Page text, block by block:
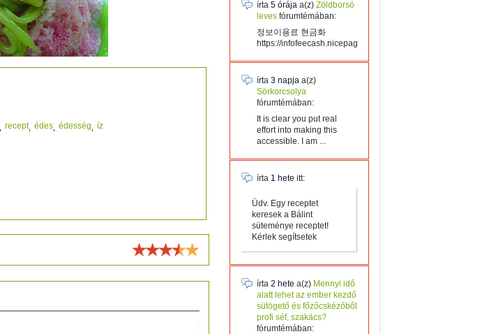
recept édes édesség
íz
írta 5 órája a(z) Zöldborsó
leves fórumtémában:
정보이용료 현금화
https://infofeecash.nicepage...
írta 3 napja a(z)
Sörkorcsolya
fórumtémában:
It is clear you put real
effort into making this
accessible. I am ...
írta 1 hete itt:
Üdv. Egy receptet
keresek a Bálint
süteménye receptet!
Kérlek segítsetek
írta 2 hete a(z) Mennyi idő
alatt lehet az ember kezdő
sütögető és főzőcskézőből
profi séf, szakács?
fórumtémában: